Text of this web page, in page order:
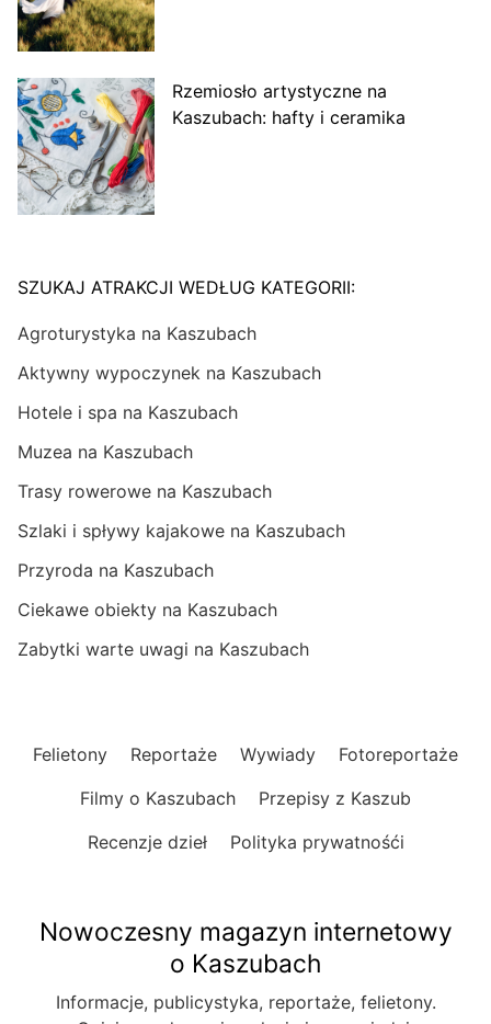
Rzemiosło artystyczne na
Kaszubach: hafty i ceramika
SZUKAJ ATRAKCJI WEDŁUG KATEGORII:
Agroturystyka na Kaszubach
Aktywny wypoczynek na Kaszubach
Hotele i spa na Kaszubach
Muzea na Kaszubach
Trasy rowerowe na Kaszubach
Szlaki i spływy kajakowe na Kaszubach
Przyroda na Kaszubach
Ciekawe obiekty na Kaszubach
Zabytki warte uwagi na Kaszubach
Felietony Reportaże Wywiady
Fotoreportaże
Filmy o Kaszubach
Przepisy z Kaszub
Recenzje dzieł
Polityka prywatnośći
Nowoczesny magazyn internetowy
o Kaszubach
Informacje, publicystyka, reportaże, felietony.